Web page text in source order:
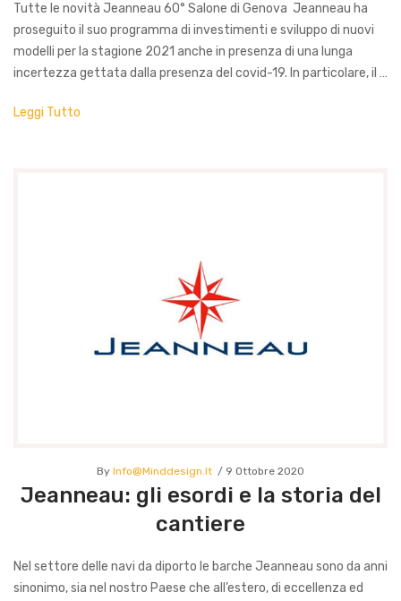
Tutte le novità Jeanneau 60° Salone di Genova Jeanneau ha
proseguito il suo programma di investimenti e sviluppo di nuovi
modelli per la stagione 2021 anche in presenza di una lunga
incertezza gettata dalla presenza del covid-19. In particolare, il …
Leggi Tutto
By Info@minddesign.it 9 Ottobre 2020
Jeanneau: gli esordi e la storia del
cantiere
Nel settore delle navi da diporto le barche Jeanneau sono da anni
sinonimo, sia nel nostro Paese che all’estero, di eccellenza ed